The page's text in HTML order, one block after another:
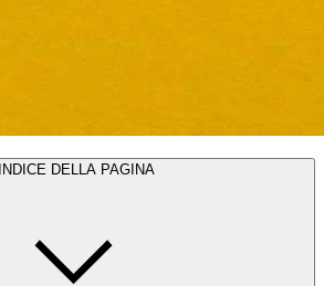
INDICE DELLA PAGINA